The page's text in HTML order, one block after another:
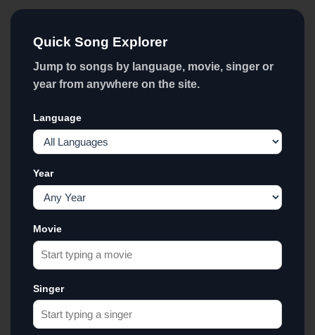
Quick Song Explorer
Jump to songs by language, movie, singer or
year from anywhere on the site.
Language
Year
Movie
Singer